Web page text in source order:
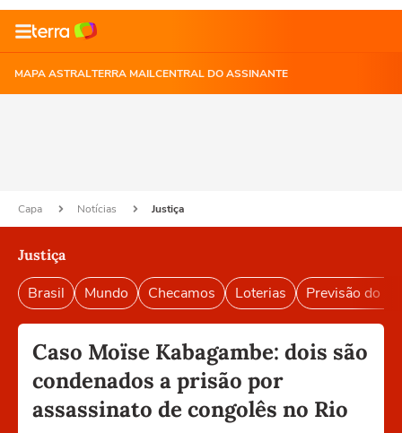
MAPA ASTRALTERRA MAILCENTRAL DO ASSINANTE
Capa Notícias Justiça
Justiça
Brasil Mundo Checamos Loterias Previsão do
Caso Moïse Kabagambe: dois são
condenados a prisão por
assassinato de congolês no Rio